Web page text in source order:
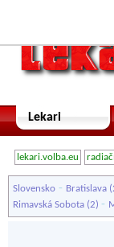
Lekari
lekari.volba.eu
Slovensko - Bratislava
Rimavská Sobota (2) -